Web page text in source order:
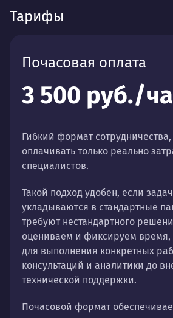
Тарифы
Почасовая оплата
3 500 руб./
Гибкий формат
оплачивать только реально
специалистов.
Такой подход удобен, если
укладываются в стандартные
требуют нестандартного
оцениваем и фиксируем время,
для выполнения конкретных
консультаций и аналитики до
технической поддержки.
Почасовой формат